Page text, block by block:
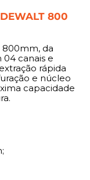
e pedras
agilidade e
800
800mm, da
canais e
rápida
e núcleo
capacidade